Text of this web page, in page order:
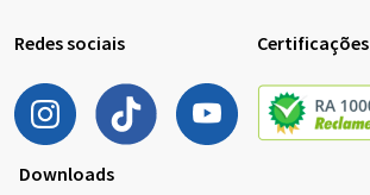
Redes sociais Certificações
Downloads